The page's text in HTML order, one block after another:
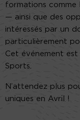
formations comme
— ainsi que des
intéressés par un
particulièrement
Cet événement est
Sports.
N’attendez plus
uniques en Avril !